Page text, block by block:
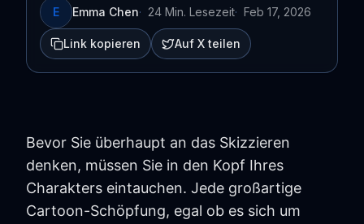
E Emma Chen· 24 Min. Lesezeit· Feb 17, 2026
Link kopieren Auf X teilen
Bevor Sie überhaupt an das Skizzieren
denken, müssen Sie in den Kopf Ihres
Charakters eintauchen. Jede großartige
Cartoon-Schöpfung, egal ob es sich um